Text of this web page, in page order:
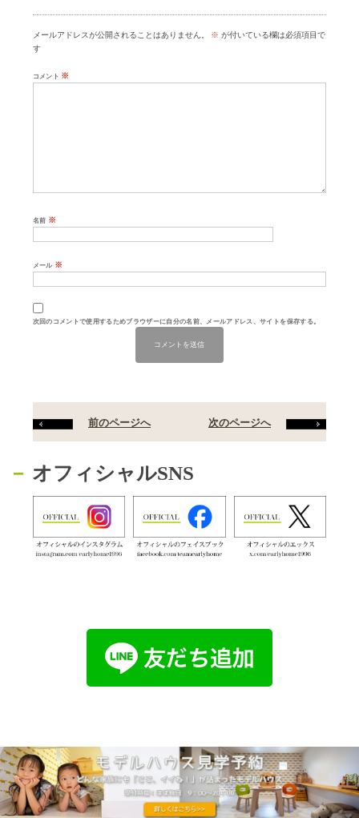
メールアドレスが公開されることはありません。 ※ が付いている欄は必須項目で
す
コメント ※
名前 ※
メール ※
次回のコメントで使用するためブラウザーに自分の名前、メールアドレス、サイトを保存する。
次のページへ
前のページへ
オフィシャルSNS